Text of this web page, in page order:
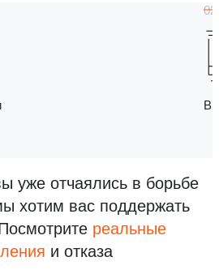
уже отчаялись в борьбе
хотим вас поддержать
реальные
и отказа